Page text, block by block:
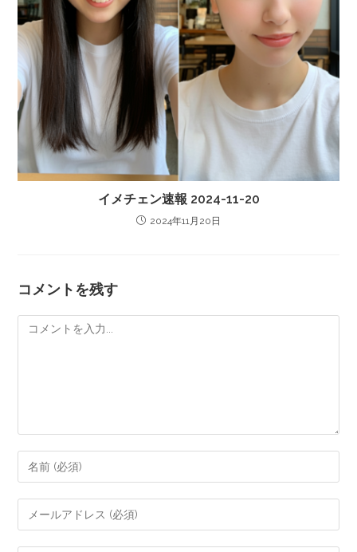
イメチェン速報 2024-11-20
2024年11月20日
コメントを残す